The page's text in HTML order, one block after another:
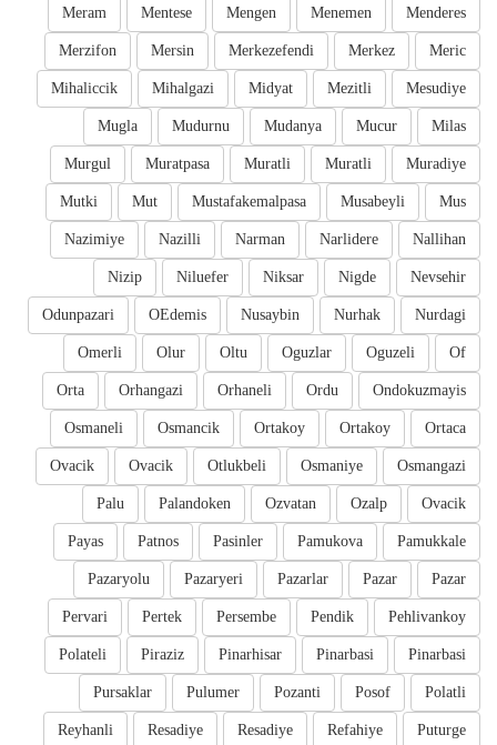
Menderes
Menemen
Mengen
Mentese
Meram
Meric
Merkez
Merkezefendi
Mersin
Merzifon
Mesudiye
Mezitli
Midyat
Mihalgazi
Mihaliccik
Milas
Mucur
Mudanya
Mudurnu
Mugla
Muradiye
Muratli
Muratli
Muratpasa
Murgul
Mus
Musabeyli
Mustafakemalpasa
Mut
Mutki
Nallihan
Narlidere
Narman
Nazilli
Nazimiye
Nevsehir
Nigde
Niksar
Niluefer
Nizip
Nurdagi
Nurhak
Nusaybin
OEdemis
Odunpazari
Of
Oguzeli
Oguzlar
Oltu
Olur
Omerli
Ondokuzmayis
Ordu
Orhaneli
Orhangazi
Orta
Ortaca
Ortakoy
Ortakoy
Osmancik
Osmaneli
Osmangazi
Osmaniye
Otlukbeli
Ovacik
Ovacik
Ovacik
Ozalp
Ozvatan
Palandoken
Palu
Pamukkale
Pamukova
Pasinler
Patnos
Payas
Pazar
Pazar
Pazarlar
Pazaryeri
Pazaryolu
Pehlivankoy
Pendik
Persembe
Pertek
Pervari
Pinarbasi
Pinarbasi
Pinarhisar
Piraziz
Polateli
Polatli
Posof
Pozanti
Pulumer
Pursaklar
Puturge
Refahiye
Resadiye
Resadiye
Reyhanli